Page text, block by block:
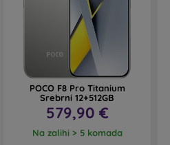
POCO F8 Pro Titanium
Srebrni 12+512GB
579,90 €
Na zalihi > 5 komada